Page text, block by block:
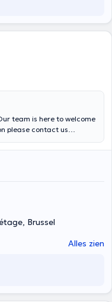
team is here to welcome
Smiles" .💫 Thank you in
Brussel
Alles zien